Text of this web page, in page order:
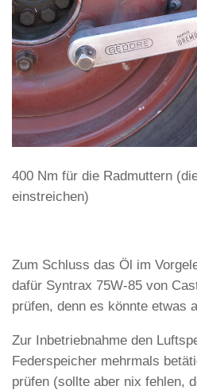
400 Nm für die Radmuttern
einstreichen)
Zum Schluss das Öl im
dafür Syntrax 75W-85 von
prüfen, denn es könnte etwas
Zur Inbetriebnahme den
Federspeicher mehrmals
prüfen (sollte aber nix fehlen,